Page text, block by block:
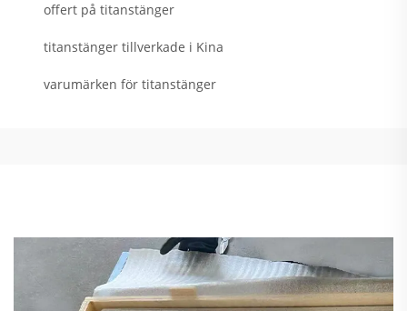
offert på titanstänger
titanstänger tillverkade i Kina
varumärken för titanstänger